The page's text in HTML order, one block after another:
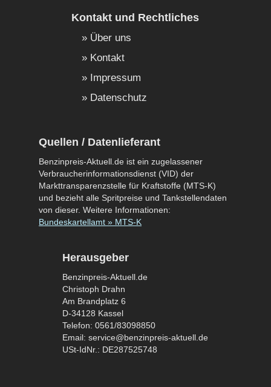
Kontakt und Rechtliches
Über uns
Kontakt
Impressum
Datenschutz
Quellen / Datenlieferant
Benzinpreis-Aktuell.de ist ein zugelassener
Verbraucherinformationsdienst (VID) der
Markttransparenzstelle für Kraftstoffe (MTS-K)
und bezieht alle Spritpreise und Tankstellendaten
von dieser. Weitere Informationen:
Bundeskartellamt » MTS-K
Herausgeber
Benzinpreis-Aktuell.de
Christoph Drahn
Am Brandplatz 6
D-34128 Kassel
Telefon: 0561/83098850
Email: service@benzinpreis-aktuell.de
USt-IdNr.: DE287525748